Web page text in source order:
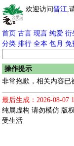
欢迎访问晋江,
首页 古言 现言 纯爱 衍
分类 排行 全本 包月 免
操作提示
非常抱歉，相关内容已
最后生成：2026-08-07
纯属虚构 请勿模仿 版
受生活